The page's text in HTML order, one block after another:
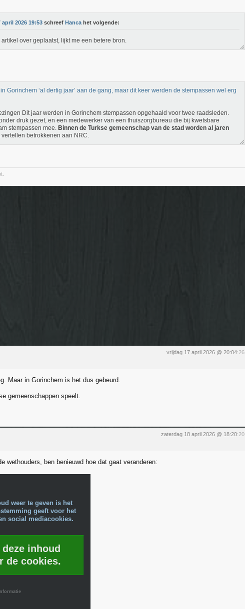
april 2026 19:53 schreef Hanca het volgende:
artikel over geplaatst, lijkt me een betere bron.
Gorinchem ‘al dertig jaar’ aan de gang, maar dit keer werden de stempassen wel erg
Dit jaar werden in Gorinchem stempassen opgehaald voor twee raadsleden.
druk gezet, en een medewerker van een thuiszorgbureau die bij kwetsbare
stempassen mee. Binnen de Turkse gemeenschap van de stad worden al jaren
vertellen betrokkenen aan NRC.
vrijdag 17 april 2026 @ 20:04:26
Maar in Gorinchem is het dus gebeurd.
gemeenschappen speelt.
zaterdag 18 april 2026 @ 18:20:20
wethouders, ben benieuwd hoe dat gaat veranderen:
weer te geven is het
geeft voor het
social mediacookies.
inhoud
de cookies.